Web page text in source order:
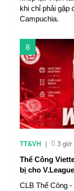
khi chỉ phải gặp
Campuchia.
8
TT&VH 3 giờ
Thể Công
bị cho
CLB Thể Công